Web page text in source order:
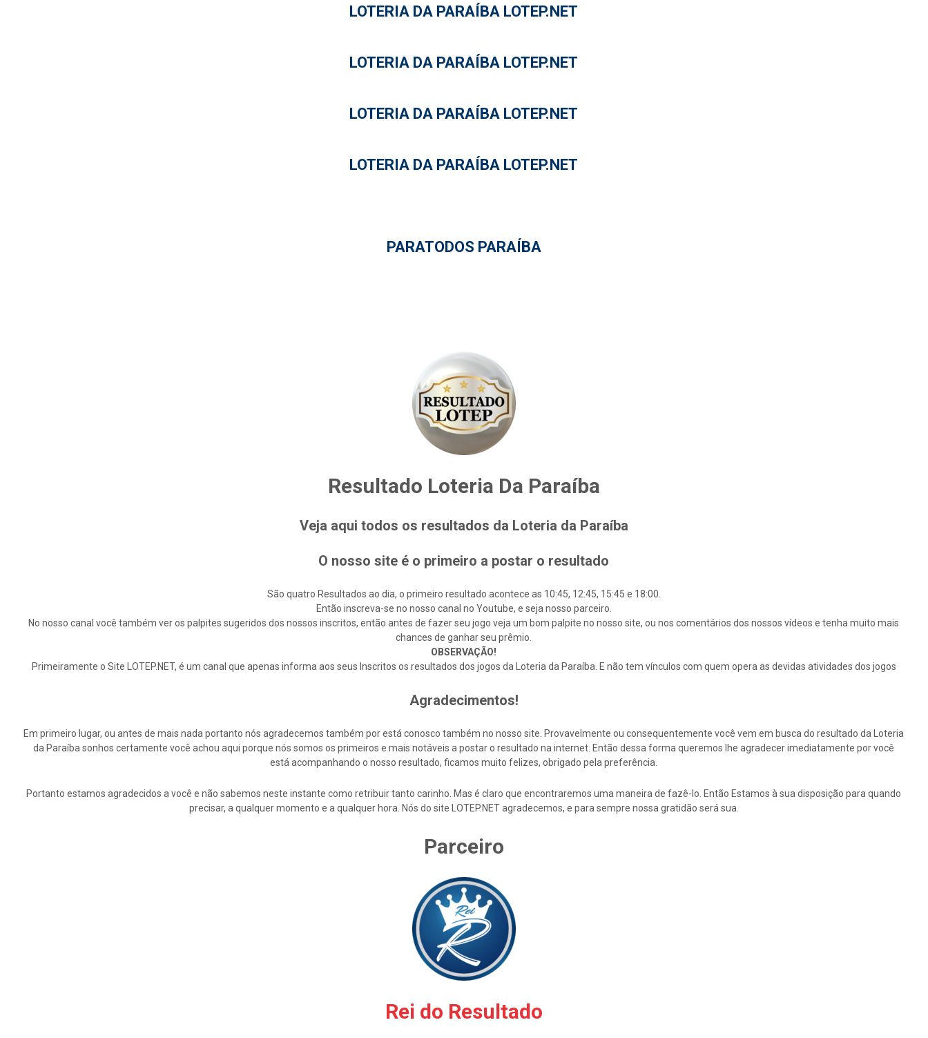
LOTERIA DA PARAÍBA LOTEP.NET
LOTERIA DA PARAÍBA LOTEP.NET
LOTERIA DA PARAÍBA LOTEP.NET
LOTERIA DA PARAÍBA LOTEP.NET
PARATODOS PARAÍBA
Resultado Loteria Da Paraíba
Veja aqui todos os resultados da Loteria da Paraíba
O nosso site é o primeiro a postar o resultado
São quatro Resultados ao dia, o primeiro resultado acontece as 10:45, 12:45, 15:45 e 18:00.
Então inscreva-se no nosso canal no Youtube, e seja nosso parceiro.
No nosso canal você também ver os palpites sugeridos dos nossos inscritos, então antes de fazer seu jogo veja um bom palpite no nosso site, ou nos comentários dos nossos vídeos e tenha muito mais
chances de ganhar seu prêmio.
OBSERVAÇÃO!
Primeiramente o Site LOTEP.NET, é um canal que apenas informa aos seus Inscritos os resultados dos jogos da Loteria da Paraíba. E não tem vínculos com quem opera as devidas atividades dos jogos
Agradecimentos!
Em primeiro lugar, ou antes de mais nada portanto nós agradecemos também por está conosco também no nosso site. Provavelmente ou consequentemente você vem em busca do resultado da Loteria
da Paraíba sonhos certamente você achou aqui porque nós somos os primeiros e mais notáveis a postar o resultado na internet. Então dessa forma queremos lhe agradecer imediatamente por você
está acompanhando o nosso resultado, ficamos muito felizes, obrigado pela preferência.
Portanto estamos agradecidos a você e não sabemos neste instante como retribuir tanto carinho. Mas é claro que encontraremos uma maneira de fazê-lo. Então Estamos à sua disposição para quando
precisar, a qualquer momento e a qualquer hora. Nós do site LOTEP.NET agradecemos, e para sempre nossa gratidão será sua.
Parceiro
Rei do Resultado